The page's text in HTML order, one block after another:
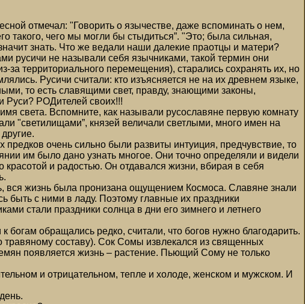
отмечал: "Говорить о язычестве, даже вспоминать о нем,
такого, чего мы могли бы стыдиться”. "Это; была сильная,
знать. Что же ведали наши далекие праотцы и матери?
русичи не называли себя язычниками, такой термин они
территориального перемещения), старались сохранять их, но
Русичи считали: кто изъясняется не на их древнем языке,
то есть славящими свет, правду, знающими законы,
Руси? РОДителей своих!!!
света. Вспомните, как называли русославяне первую комнату
"светилищами”, князей величали светлыми, много имен на
очень сильно были развиты интуиция, предчувствие, то
им было дано узнать многое. Они точно определяли и видели
и радостью. Он отдавался жизни, вбирая в себя
вся жизнь была пронизана ощущением Космоса. Славяне знали
быть с ними в ладу. Поэтому главные их праздники
стали праздники солнца в дни его зимнего и летнего
обращались редко, считали, что богов нужно благодарить.
составу). Сок Сомы извлекался из священных
появляется жизнь – растение. Пьющий Сому не только
и отрицательном, тепле и холоде, женском и мужском. И